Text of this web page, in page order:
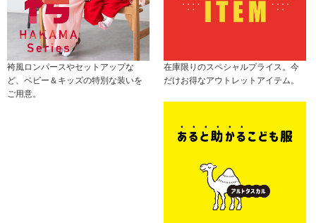
袴風ロンパースやセットアップな
ど、ベビー＆キッズの特別な装いを
ご用意。
在庫限りのスペシャルプライス。今
だけお得なアウトレットアイテム。